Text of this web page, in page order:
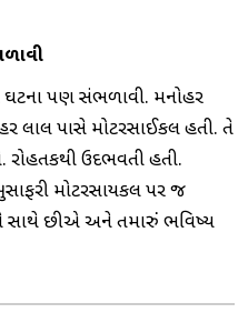
ઘટના પણ સંભળાવી. મનોહર
લાલ પાસે મોટરસાઈકલ હતી. તે
ઉદભવતી હતી.
મોટરસાયકલ પર જ
છીએ અને તમારું ભવિષ્ય